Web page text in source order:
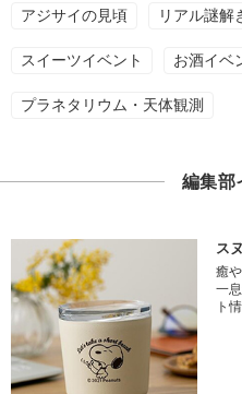
アジサイの見頃 リアル謎解
スイーツイベント お酒イベ
プラネタリウム・天体観測
編集部
ス
癒
一
ト